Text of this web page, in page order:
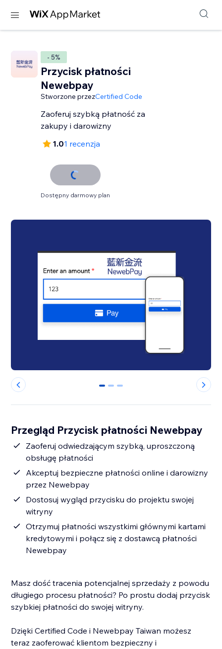
- 5%
Przycisk płatności
Newebpay
Stworzone przezCertified Code
Zaoferuj szybką płatność za
zakupy i darowizny
1.01 recenzja
Dostępny darmowy plan
0 1 2
Przegląd Przycisk płatności Newebpay
Zaoferuj odwiedzającym szybką, uproszczoną
obsługę płatności
Akceptuj bezpieczne płatności online i darowizny
przez Newebpay
Dostosuj wygląd przycisku do projektu swojej
witryny
Otrzymuj płatności wszystkimi głównymi kartami
kredytowymi i połącz się z dostawcą płatności
Newebpay
Masz dość tracenia potencjalnej sprzedaży z powodu
długiego procesu płatności? Po prostu dodaj przycisk
szybkiej płatności do swojej witryny.
Dzięki Certified Code i Newebpay Taiwan możesz
teraz zaoferować klientom bezpieczny i